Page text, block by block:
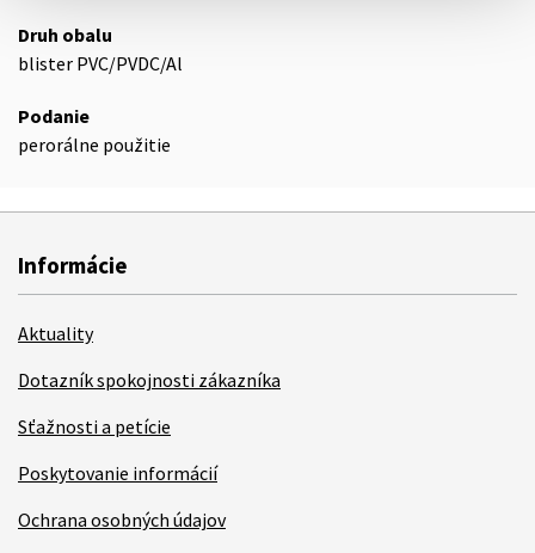
Druh obalu
blister PVC/PVDC/Al
Podanie
perorálne použitie
Informácie
Aktuality
Dotazník spokojnosti zákazníka
Sťažnosti a petície
Poskytovanie informácií
Ochrana osobných údajov